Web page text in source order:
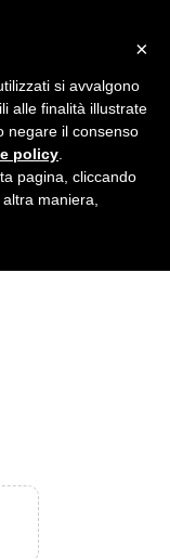
Circolo
Statuto e
×
si avvalgono
alle finalità illustrate
negare il consenso
policy
pagina, cliccando
maniera,